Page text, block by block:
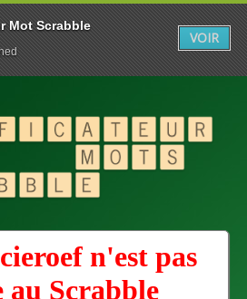
n'est pas
au Scrabble
Mot Scrabble
VOIR